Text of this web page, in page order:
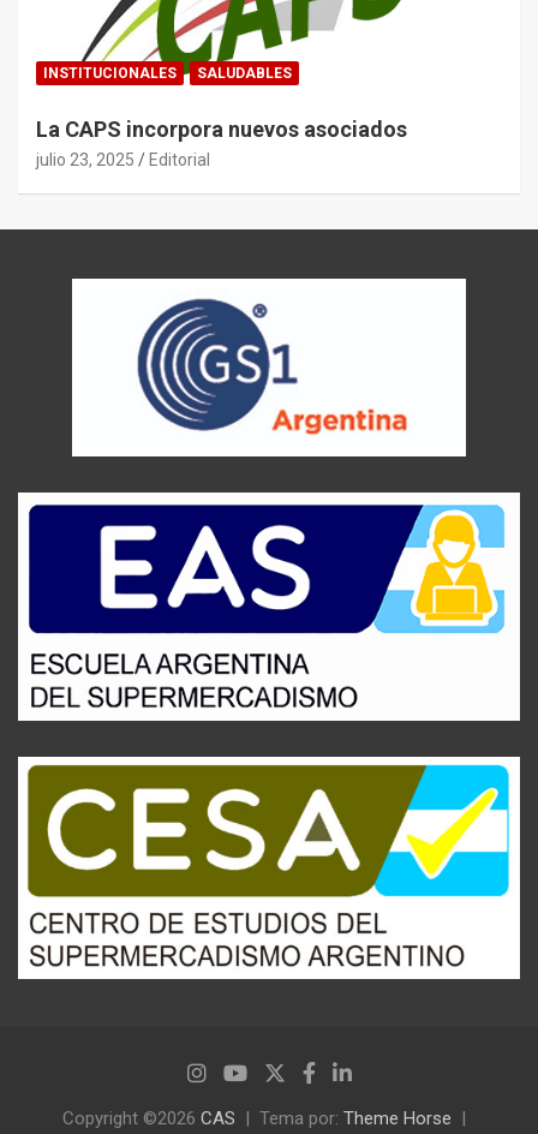
INSTITUCIONALES SALUDABLES
La CAPS incorpora nuevos asociados
julio 23, 2025 Editorial
Copyright ©2026 CAS Tema por: Theme Horse